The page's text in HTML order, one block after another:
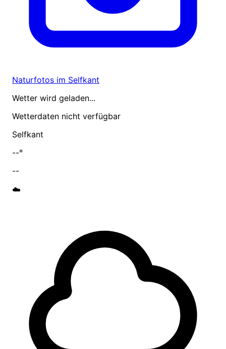
Naturfotos im Selfkant
Wetter wird geladen...
Wetterdaten nicht verfügbar
Selfkant
--°
--
☁️